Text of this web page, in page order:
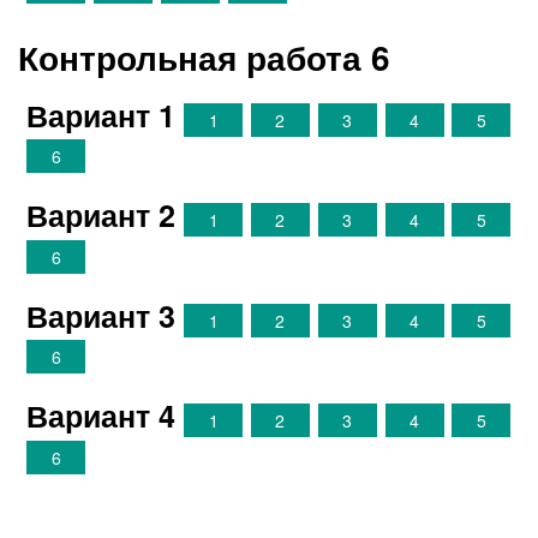
Контрольная работа 6
Вариант 1 1 2 3 4
5
6
Вариант 2 1 2 3 4
5
6
Вариант 3 1 2 3 4
5
6
Вариант 4 1 2 3 4
5
6